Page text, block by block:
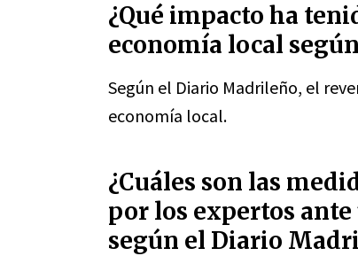
¿Qué impacto ha
economía local
Según el Diario Madrileño, el
economía local.
¿Cuáles son las
por los expertos
según el Diario